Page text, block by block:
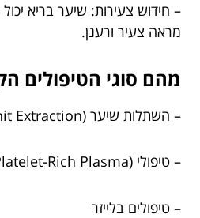
– חידוש צעירות: שיער בריא
מראה צעיר ורענן.
מהם סוגי הטיפולים
– השתלות שיער FUE (Follicular Unit Extraction)
– טיפולי PRP (Platelet-Rich Plasma)
– טיפולים בלייזר